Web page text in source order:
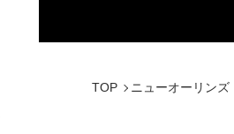
TOP ニューオーリンズ